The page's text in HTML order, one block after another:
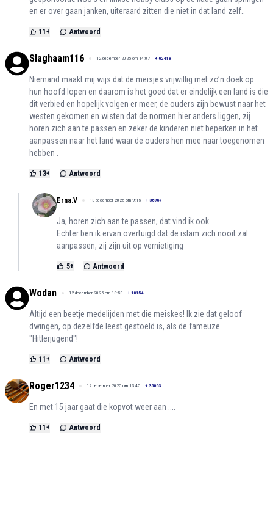
en er over gaan janken, uiteraard zitten die niet in dat land zelf..
11 + Antwoord
Slaghaam116 12 december 2025 om 14:07 + 62418
Niemand maakt mij wijs dat de meisjes vrijwillig met zo’n doek op
hun hoofd lopen en daarom is het goed dat er eindelijk een land is die
dit verbied en hopelijk volgen er meer, de ouders zijn bewust naar het
westen gekomen en wisten dat de normen hier anders liggen, zij
horen zich aan te passen en zeker de kinderen niet beperken in het
aanpassen naar het land waar de ouders hen mee naar toegenomen
hebben .
13+ Antwoord
Erna.V 13 december 2025 om 9:15 + 36967
Ja, horen zich aan te passen, dat vind ik ook.
Echter ben ik ervan overtuigd dat de islam zich nooit zal
aanpassen, zij zijn uit op vernietiging
5+ Antwoord
Wodan 12 december 2025 om 13:53 + 10154
Altijd een beetje medelijden met die meiskes! Ik zie dat geloof
dwingen, op dezelfde leest gestoeld is, als de fameuze
"Hitlerjugend"!
11 + Antwoord
Roger1234 12 december 2025 om 13:45 + 35063
En met 15 jaar gaat die kopvot weer aan ....
11 + Antwoord